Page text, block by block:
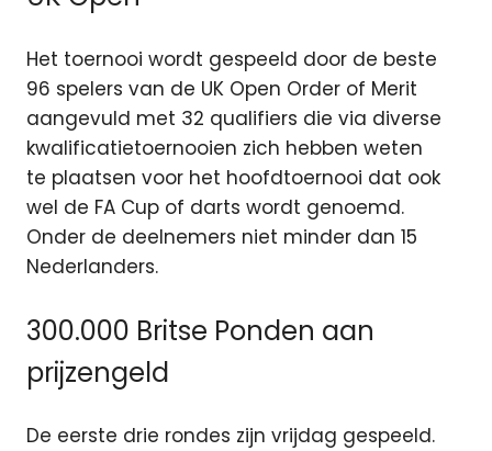
Het toernooi wordt gespeeld door de beste
96 spelers van de UK Open Order of Merit
aangevuld met 32 qualifiers die via diverse
kwalificatietoernooien zich hebben weten
te plaatsen voor het hoofdtoernooi dat ook
wel de FA Cup of darts wordt genoemd.
Onder de deelnemers niet minder dan 15
Nederlanders.
300.000 Britse Ponden aan
prijzengeld
De eerste drie rondes zijn vrijdag gespeeld.